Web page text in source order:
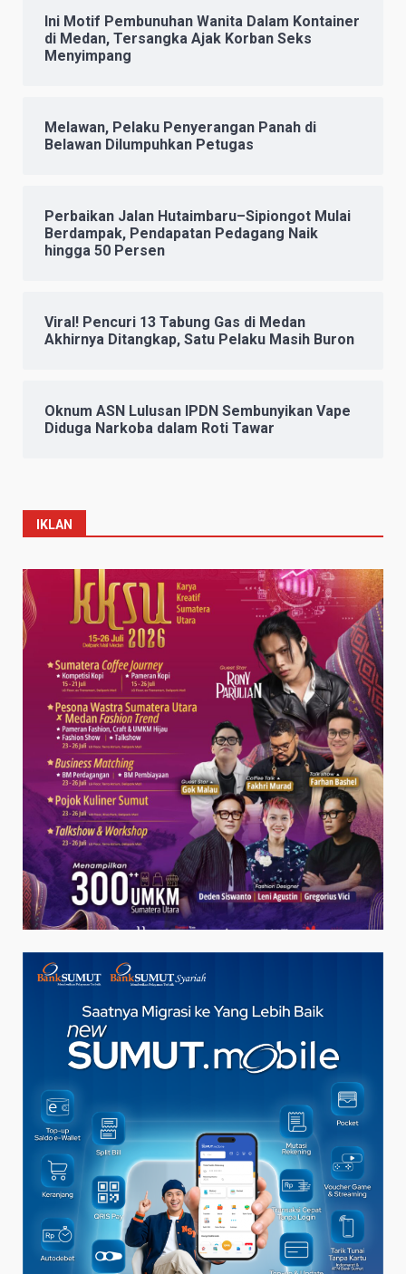
Ini Motif Pembunuhan Wanita Dalam Kontainer
di Medan, Tersangka Ajak Korban Seks
Menyimpang
Melawan, Pelaku Penyerangan Panah di
Belawan Dilumpuhkan Petugas
Perbaikan Jalan Hutaimbaru–Sipiongot Mulai
Berdampak, Pendapatan Pedagang Naik
hingga 50 Persen
Viral! Pencuri 13 Tabung Gas di Medan
Akhirnya Ditangkap, Satu Pelaku Masih Buron
Oknum ASN Lulusan IPDN Sembunyikan Vape
Diduga Narkoba dalam Roti Tawar
IKLAN